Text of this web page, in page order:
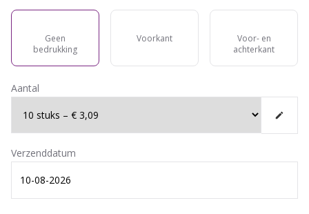
Geen
bedrukking
Voorkant
Voor- en
achterkant
Aantal
Verzenddatum